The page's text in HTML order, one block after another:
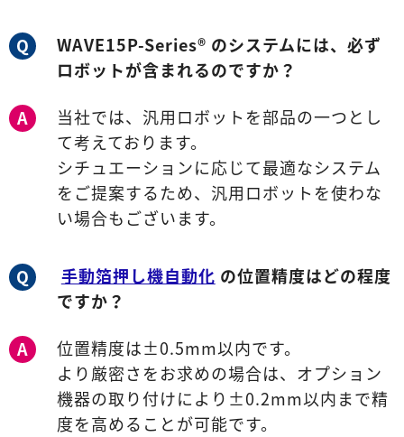
Q
WAVE15P-Series® のシステムには、必ず
ロボットが含まれるのですか？
A
当社では、汎用ロボットを部品の一つとし
て考えております。
シチュエーションに応じて最適なシステム
をご提案するため、汎用ロボットを使わな
い場合もございます。
Q 手動箔押し機自動化 の位置精度はどの程度
ですか？
A
位置精度は±0.5mm以内です。
より厳密さをお求めの場合は、オプション
機器の取り付けにより±0.2mm以内まで精
度を高めることが可能です。